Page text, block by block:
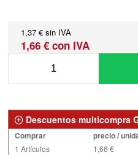
1,37 € sin IVA
1,66 € con IVA
Descuentos multicompra
Comprar precio /
1 Artículos
1,66 €